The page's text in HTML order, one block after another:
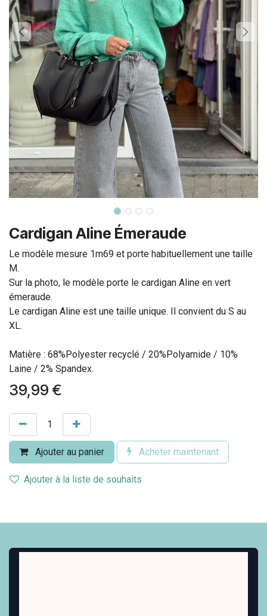
Cardigan Aline Émeraude
Le modèle mesure 1m69 et porte habituellement une taille
M.
Sur la photo, le modèle porte le cardigan Aline en vert
émeraude.
Le cardigan Aline est une taille unique. Il convient du S au
XL.
Matière : 68%Polyester recyclé / 20%Polyamide / 10%
Laine / 2% Spandex.
39,99 €
Ajouter au panier Acheter maintenant
Ajouter à la liste de souhaits